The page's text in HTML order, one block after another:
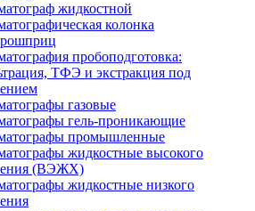
жидкостной
колонка
пробоподготовка:
ТФЭ и экстракция под
газовые
гель-проникающие
промышленные
жидкостные высокого
(ВЭЖХ)
жидкостные низкого